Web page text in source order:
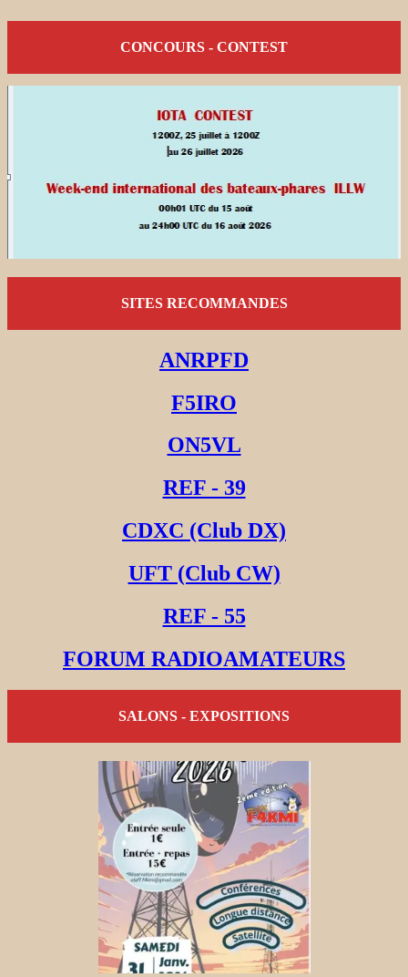
CONCOURS - CONTEST
SITES RECOMMANDES
ANRPFD
F5IRO
ON5VL
REF - 39
CDXC (Club DX)
UFT (Club CW)
REF - 55
FORUM RADIOAMATEURS
SALONS - EXPOSITIONS